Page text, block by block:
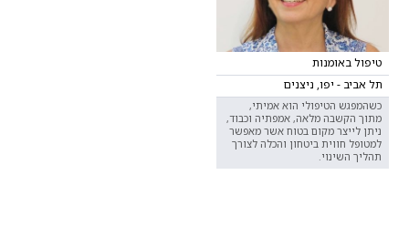
טיפול באומנות
תל אביב - יפו, ניצנים
כשהמפגש הטיפולי הוא אמיתי,
מתוך הקשבה מלאה, אמפתיה וכבוד,
ניתן לייצר מקום בטוח אשר מאפשר
למטופל חווית ביטחון והכלה לצורך
תהליך השינוי.